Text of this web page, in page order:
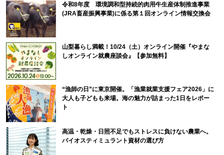
令和8年度 環境調和型持続的肉用牛生産体制推進事業
(JRA畜産振興事業)に係る第１回オンライン情報交換会
山梨暮らし満載！10/24（土）オンライン開催『やまな
しオンライン就農座談会』【参加無料】
“漁師の日”に東京開催。「漁業就業支援フェア2026」に
大人も子どもも来場。海の魅力が詰まった1日をレポー
ト
高温・乾燥・日照不足でもストレスに負けない農業へ。
バイオスティミュラント資材の選び方